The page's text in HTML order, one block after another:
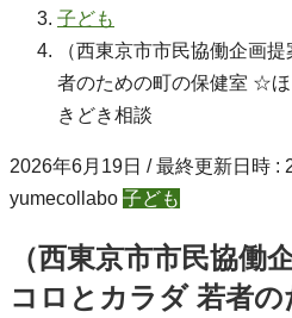
子ども
（西東京市市民協働企画
者のための町の保健室 ☆
きどき相談
2026年6月19日 / 最終更新日時 :
yumecollabo 子ども
（西東京市市民協働
コロとカラダ 若者